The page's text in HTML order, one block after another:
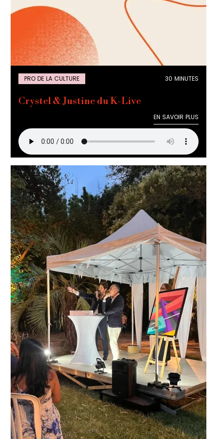
PRO DE LA CULTURE 30 MINUTES
Crystel & Justine du K-Live
EN SAVOIR PLUS
EN SAVOIR PLUS